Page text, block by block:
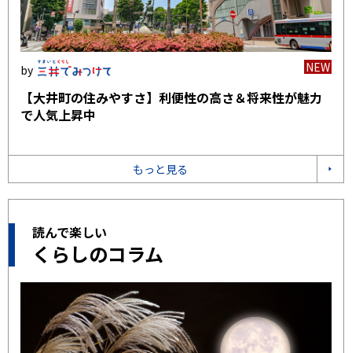
NEW
【大井町の住みやすさ】利便性の高さ＆将来性が魅力
で人気上昇中
もっと見る
読んで楽しい
くらしのコラム